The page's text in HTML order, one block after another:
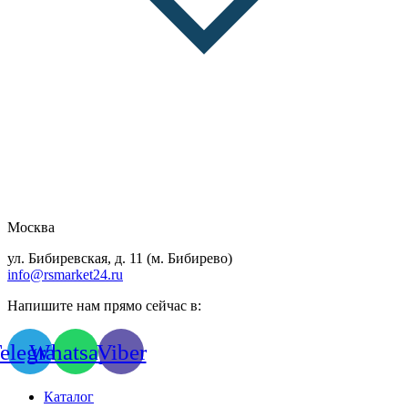
Москва
ул. Бибиревская, д. 11 (м. Бибирево)
info@rsmarket24.ru
Напишите нам прямо сейчас в:
WhatsappViber
Каталог